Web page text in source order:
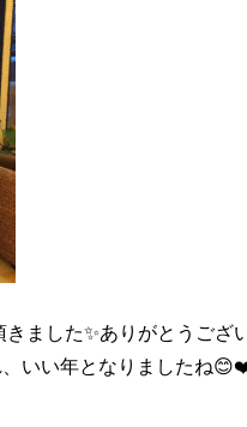
ました✨ありがとうござ
いい年となりましたね